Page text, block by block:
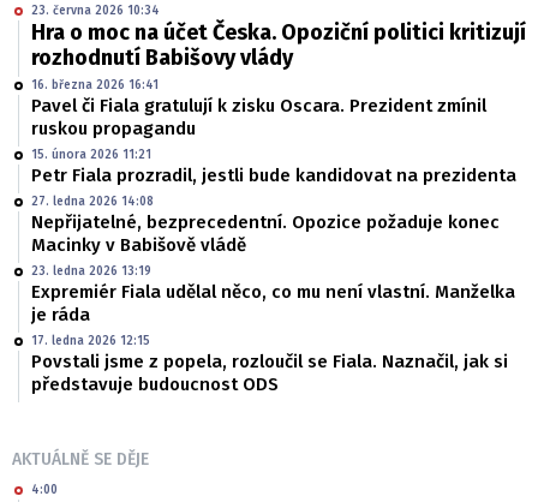
23. června 2026 10:34
Hra o moc na účet Česka. Opoziční politici kritizují
rozhodnutí Babišovy vlády
16. března 2026 16:41
Pavel či Fiala gratulují k zisku Oscara. Prezident zmínil
ruskou propagandu
15. února 2026 11:21
Petr Fiala prozradil, jestli bude kandidovat na prezidenta
27. ledna 2026 14:08
Nepřijatelné, bezprecedentní. Opozice požaduje konec
Macinky v Babišově vládě
23. ledna 2026 13:19
Expremiér Fiala udělal něco, co mu není vlastní. Manželka
je ráda
17. ledna 2026 12:15
Povstali jsme z popela, rozloučil se Fiala. Naznačil, jak si
představuje budoucnost ODS
AKTUÁLNĚ SE DĚJE
4:00